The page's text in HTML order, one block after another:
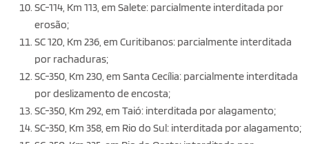
SC-114, Km 113, em Salete: parcialmente interditada por
erosão;
SC 120, Km 236, em Curitibanos: parcialmente interditada
por rachaduras;
SC-350, Km 230, em Santa Cecília: parcialmente interditada
por deslizamento de encosta;
SC-350, Km 292, em Taió: interditada por alagamento;
SC-350, Km 358, em Rio do Sul: interditada por alagamento;